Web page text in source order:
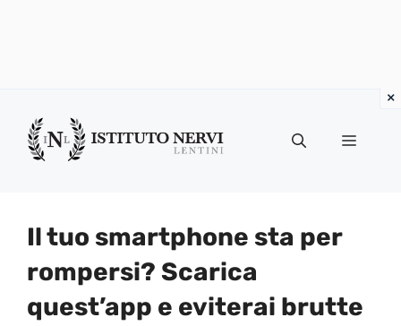
contenuto
Menu
Il tuo smartphone sta per
rompersi? Scarica
quest’app e eviterai brutte